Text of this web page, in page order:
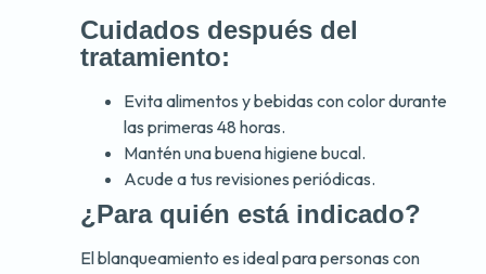
Cuidados después del
tratamiento:
Evita alimentos y bebidas con color durante
las primeras 48 horas.
Mantén una buena higiene bucal.
Acude a tus revisiones periódicas.
¿Para quién está indicado?
El blanqueamiento es ideal para personas con